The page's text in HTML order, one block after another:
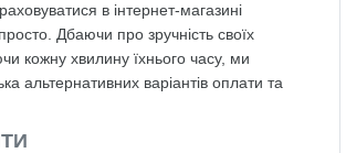
в інтернет-магазині
Дбаючи про зручність своїх
кожну хвилину їхнього часу, ми
альтернативних варіантів оплати та